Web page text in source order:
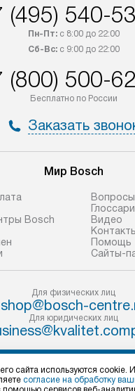
«Под заказ»,
его
с менеджером сайта.
лейблом
бесплатно
пределах МКАД,
день служба
упакованный
переместить
установки,
с менеджером.
взимается
плата. Важно
если размеры
ему пройти
проем, сотрудники
службы не могут
дверцы, ручки или
(495) 540-
Пн-Пт:с 8:00 до 22:00
Сб-Вс:с 9:00 до 22:00
(800) 500-
Бесплатно по России
Заказать
Мир Bosch
Bosch
Видео
Помощь
Сайты-
Для физических лиц
shop@bosch-
Для юридических лиц
сайта используются cookie.
согласие на обработку